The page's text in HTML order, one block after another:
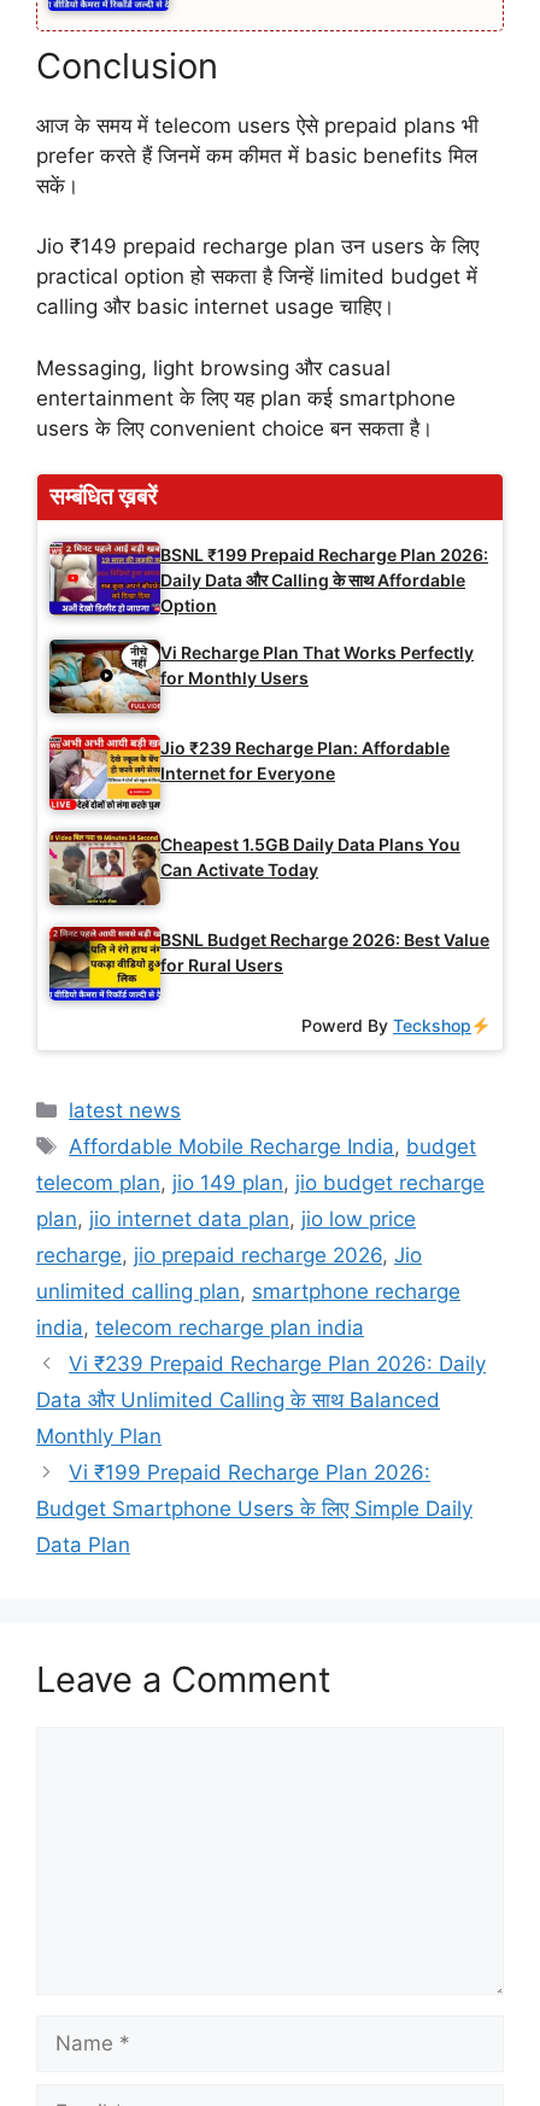
Conclusion
आज के समय में telecom users ऐसे prepaid plans भी
prefer करते हैं जिनमें कम कीमत में basic benefits मिल
सकें।
Jio ₹149 prepaid recharge plan उन users के लिए
practical option हो सकता है जिन्हें limited budget में
calling और basic internet usage चाहिए।
Messaging, light browsing और casual
entertainment के लिए यह plan कई smartphone
users के लिए convenient choice बन सकता है।
सम्बंधित ख़बरें
BSNL ₹199 Prepaid Recharge Plan 2026:
Daily Data और Calling के साथ Affordable
Option
Vi Recharge Plan That Works Perfectly
for Monthly Users
Jio ₹239 Recharge Plan: Affordable
Internet for Everyone
Cheapest 1.5GB Daily Data Plans You
Can Activate Today
BSNL Budget Recharge 2026: Best Value
for Rural Users
Powerd ByTeckshop
Categories
latest news
Tags
Affordable Mobile Recharge India, budget
telecom plan, jio 149 plan, jio budget recharge
plan, jio internet data plan, jio low price
recharge, jio prepaid recharge 2026, Jio
unlimited calling plan, smartphone recharge
india, telecom recharge plan india
Vi ₹239 Prepaid Recharge Plan 2026: Daily
Data और Unlimited Calling के साथ Balanced
Monthly Plan
Vi ₹199 Prepaid Recharge Plan 2026:
Budget Smartphone Users के लिए Simple Daily
Data Plan
Leave a Comment
Name
Email